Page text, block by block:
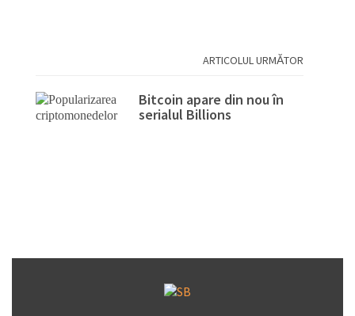
ARTICOLUL URMĂTOR
Bitcoin apare din nou în
serialul Billions